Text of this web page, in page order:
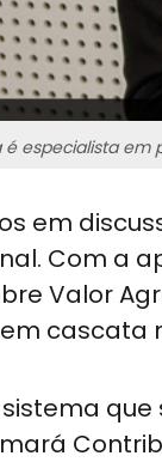
é especialista
em
Com a
Valor
cascata
sistema